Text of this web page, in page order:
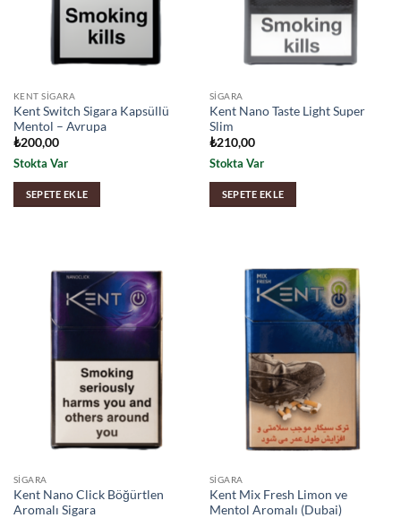
KENT SIGARA
Kent Switch Sigara Kapsüllü
Mentol – Avrupa
₺200,00
Stokta Var
SEPETE EKLE
SIGARA
Kent Nano Taste Light Super
Slim
₺210,00
Stokta Var
SEPETE EKLE
SIGARA
Kent Nano Click Böğürtlen
Aromalı Sigara
SIGARA
Kent Mix Fresh Limon ve
Mentol Aromalı (Dubai)